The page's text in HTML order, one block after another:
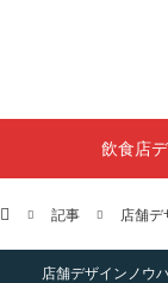
飲食店
ホーム記事 店舗デ
店舗デザインノウ